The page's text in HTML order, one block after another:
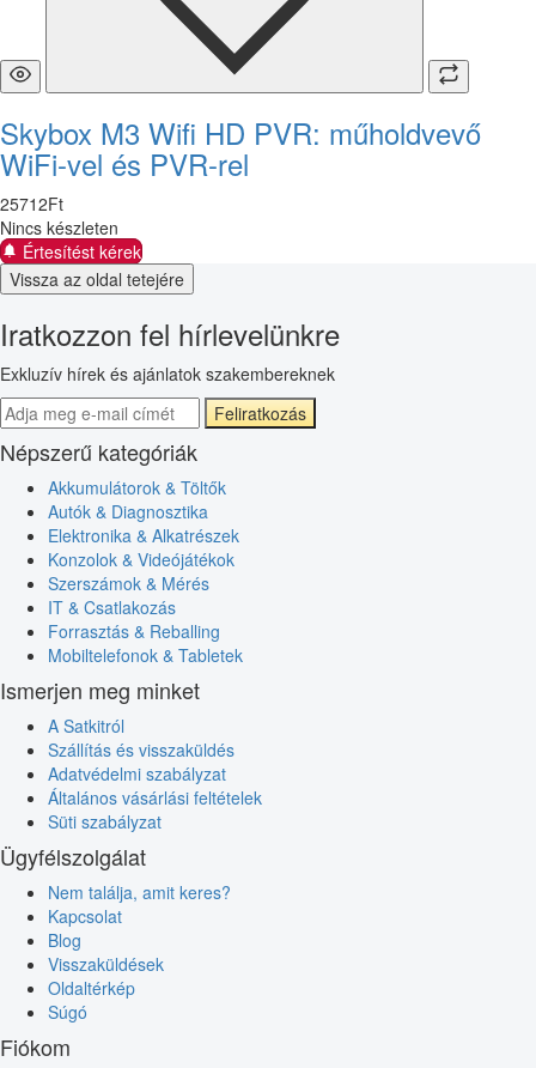
Skybox M3 Wifi HD PVR: műholdvevő
WiFi-vel és PVR-rel
25712Ft
Nincs készleten
Értesítést kérek
Vissza az oldal tetejére
Iratkozzon fel hírlevelünkre
Exkluzív hírek és ajánlatok szakembereknek
Feliratkozás
Népszerű kategóriák
Akkumulátorok & Töltők
Autók & Diagnosztika
Elektronika & Alkatrészek
Konzolok & Videójátékok
Szerszámok & Mérés
IT & Csatlakozás
Forrasztás & Reballing
Mobiltelefonok & Tabletek
Ismerjen meg minket
A Satkitról
Szállítás és visszaküldés
Adatvédelmi szabályzat
Általános vásárlási feltételek
Süti szabályzat
Ügyfélszolgálat
Nem találja, amit keres?
Kapcsolat
Blog
Visszaküldések
Oldaltérkép
Súgó
Fiókom